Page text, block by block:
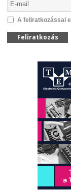
A feliratkozással
Feliratkozás